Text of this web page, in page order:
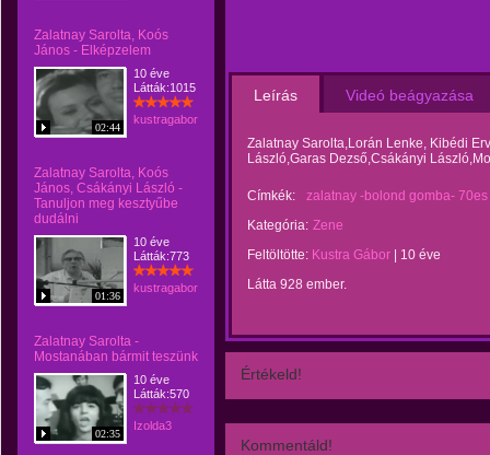
Zalatnay Sarolta, Koós
János - Elképzelem
02:44
10 éve
Látták:1015
kustragabor
Zalatnay Sarolta, Koós
János, Csákányi László -
Tanuljon meg kesztyűbe
dudálni
01:36
10 éve
Látták:773
kustragabor
Zalatnay Sarolta -
Mostanában bármit teszünk
02:35
10 éve
Látták:570
Izolda3
Leírás Videó beágyazása
Zalatnay Sarolta,Lorán Lenke, Kibédi
László,Garas Dezső,Csákányi
Címkék:
zalatnay -bolond gomba-
Kategória: Zene
Feltöltötte: Kustra Gábor
10 éve
Látta 928 ember.
Értékeld!
Kommentáld!